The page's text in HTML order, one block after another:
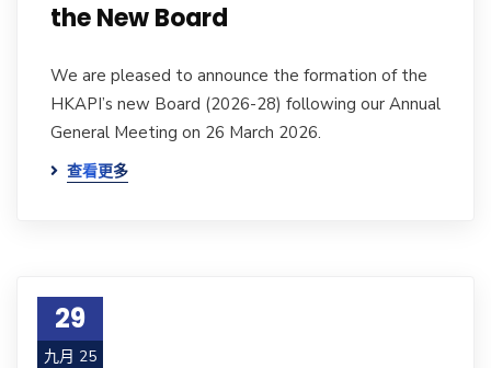
the New Board
We are pleased to announce the formation of the
HKAPI’s new Board (2026-28) following our Annual
General Meeting on 26 March 2026.
查看更多
29
九月 25